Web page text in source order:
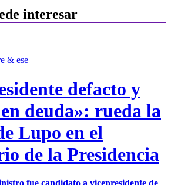
interesar
& ese
defacto y
deuda»: rueda la
Lupo en el
de la Presidencia
fue candidato a vicepresidente de